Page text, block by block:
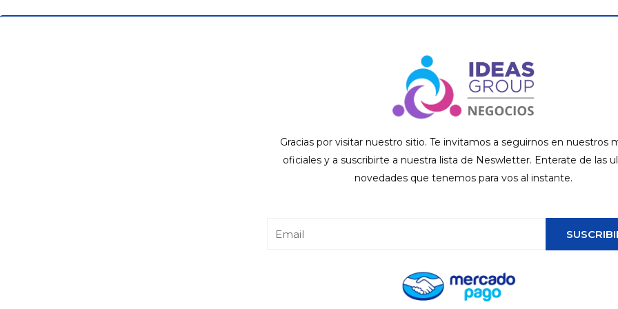
Gracias por visitar nuestro sitio. Te invitamos a seguirnos en nuestros
oficiales y a suscribirte a nuestra lista de Neswletter. Enterate de las
novedades que tenemos para vos al instante.